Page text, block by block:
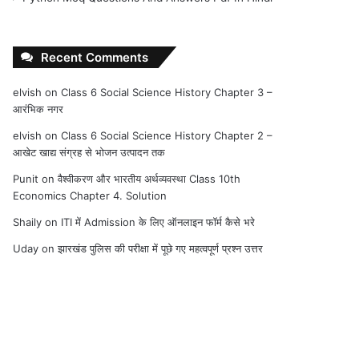
Recent Comments
elvish onClass 6 Social Science History Chapter 3 –
आरंभिक नगर
elvish onClass 6 Social Science History Chapter 2 –
आखेट खाद्य संग्रह से भोजन उत्पादन तक
Punit onवैश्वीकरण और भारतीय अर्थव्यवस्था Class 10th
Economics Chapter 4. Solution
Shaily on ITI में Admission के लिए ऑनलाइन फॉर्म कैसे भरे
Uday onझारखंड पुलिस की परीक्षा में पूछे गए महत्वपूर्ण प्रश्न उत्तर